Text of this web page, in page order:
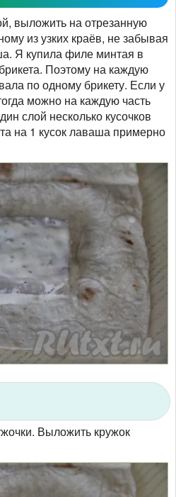
выложить на отрезанную
из узких краёв, не забывая
Я купила филе минтая в
Поэтому на каждую
по одному брикету. Если у
можно на каждую часть
слой несколько кусочков
на 1 кусок лаваша примерно
Выложить кружок